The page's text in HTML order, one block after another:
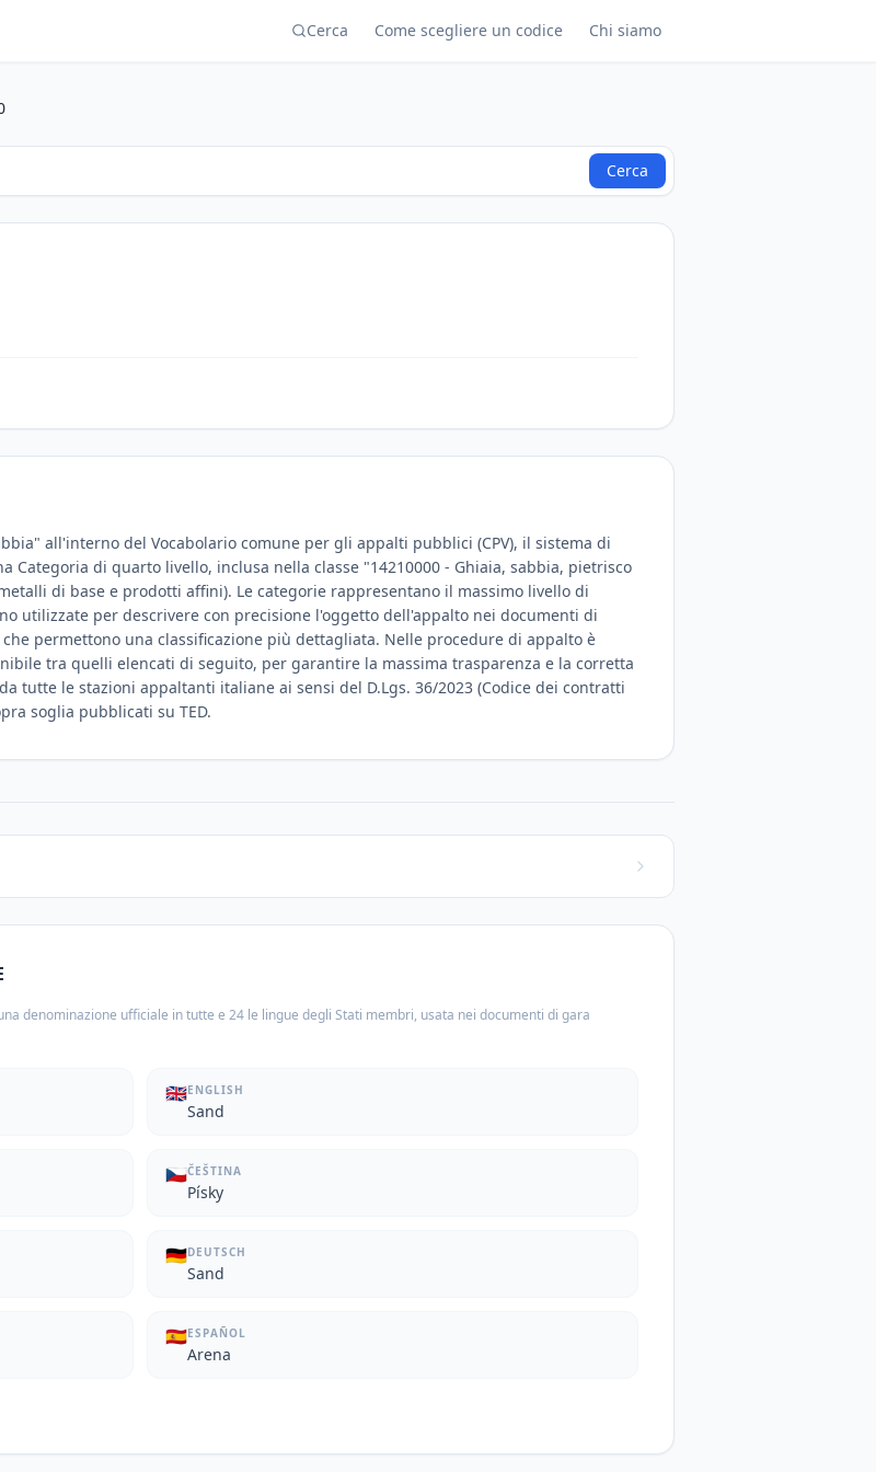
Cerca Come scegliere un codice Chi siamo
Cerca
all'interno del Vocabolario comune per gli appalti pubblici (CPV), il sistema di
Categoria di quarto livello, inclusa nella classe "14210000 - Ghiaia, sabbia, pietrisco
di base e prodotti affini). Le categorie rappresentano il massimo livello di
utilizzate per descrivere con precisione l'oggetto dell'appalto nei documenti di
permettono una classificazione più dettagliata. Nelle procedure di appalto è
tra quelli elencati di seguito, per garantire la massima trasparenza e la corretta
tutte le stazioni appaltanti italiane ai sensi del D.Lgs. 36/2023 (Codice dei contratti
soglia pubblicati su TED.
denominazione ufficiale in tutte e 24 le lingue degli Stati membri, usata nei documenti di gara
🇬🇧ENGLISH
Sand
🇨🇿ČEŠTINA
Písky
🇩🇪DEUTSCH
Sand
🇪🇸ESPAÑOL
Arena